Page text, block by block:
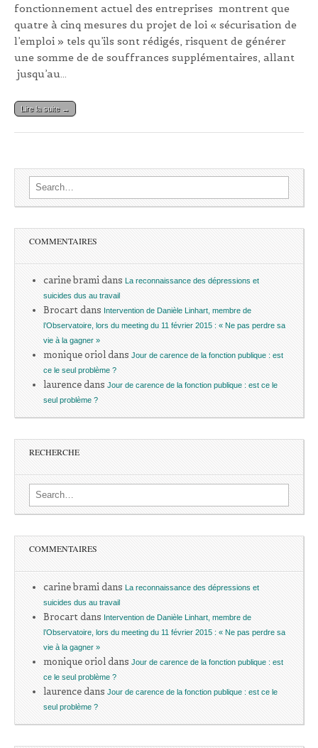
fonctionnement actuel des entreprises montrent que
quatre à cinq mesures du projet de loi « sécurisation de
l’emploi » tels qu’ils sont rédigés, risquent de générer
une somme de de souffrances supplémentaires, allant
jusqu’au…
Lire la suite →
Search for:
COMMENTAIRES
carine bramidans La reconnaissance des dépressions et
suicides dus au travail
Brocartdans Intervention de Danièle Linhart, membre de
l’Observatoire, lors du meeting du 11 février 2015 : « Ne pas perdre sa
vie à la gagner »
monique orioldans Jour de carence de la fonction publique : est
ce le seul problème ?
laurencedans Jour de carence de la fonction publique : est ce le
seul problème ?
RECHERCHE
Search for:
COMMENTAIRES
carine bramidans La reconnaissance des dépressions et
suicides dus au travail
Brocartdans Intervention de Danièle Linhart, membre de
l’Observatoire, lors du meeting du 11 février 2015 : « Ne pas perdre sa
vie à la gagner »
monique orioldans Jour de carence de la fonction publique : est
ce le seul problème ?
laurencedans Jour de carence de la fonction publique : est ce le
seul problème ?